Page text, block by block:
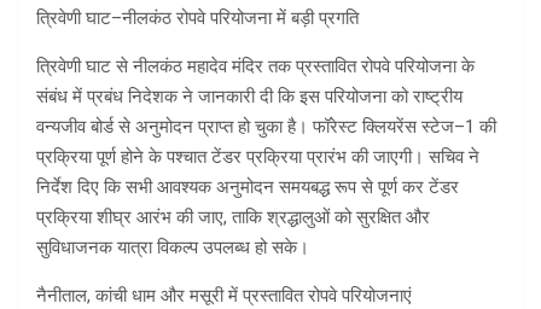
त्रिवेणी घाट–नीलकंठ रोपवे परियोजना में बड़ी प्रगति
त्रिवेणी घाट से नीलकंठ महादेव मंदिर तक प्रस्तावित रोपवे परियोजना के
संबंध में प्रबंध निदेशक ने जानकारी दी कि इस परियोजना को राष्ट्रीय
वन्यजीव बोर्ड से अनुमोदन प्राप्त हो चुका है। फॉरेस्ट क्लियरेंस स्टेज–1 की
प्रक्रिया पूर्ण होने के पश्चात टेंडर प्रक्रिया प्रारंभ की जाएगी। सचिव ने
निर्देश दिए कि सभी आवश्यक अनुमोदन समयबद्ध रूप से पूर्ण कर टेंडर
प्रक्रिया शीघ्र आरंभ की जाए, ताकि श्रद्धालुओं को सुरक्षित और
सुविधाजनक यात्रा विकल्प उपलब्ध हो सके।
नैनीताल, कांची धाम और मसूरी में प्रस्तावित रोपवे परियोजनाएं